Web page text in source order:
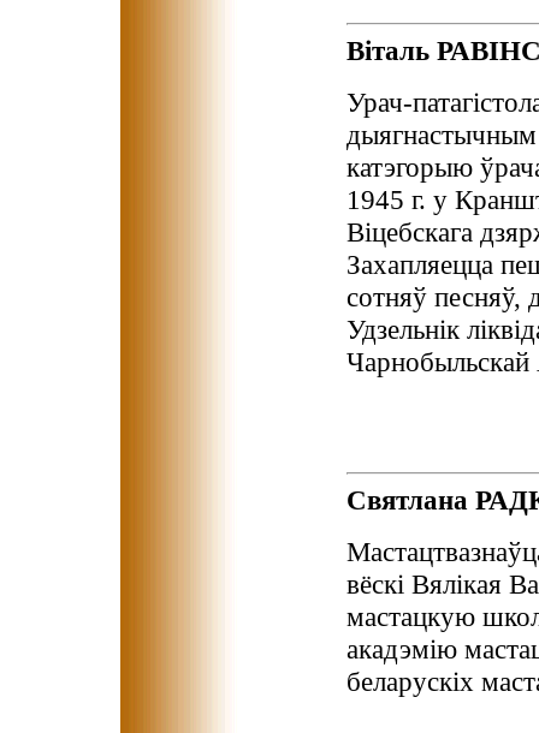
Вiталь
Урач-
катэгорыю
1945 г. у
Вiцебскага
Захапляецца
сотняў песняў,
Удзельнiк
Святлана
вёскі Вялікая
мастацкую
акадэмію
беларускіх